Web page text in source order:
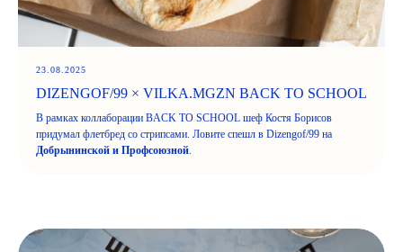
23.08.2025
DIZENGOF/99 × VILKA.MGZN BACK TO SCHOOL
В рамках коллаборации BACK TO SCHOOL шеф Костя Борисов
придумал флетбред со стрипсами. Ловите спешл в Dizengof/99 на
Добрынинской и Профсоюзной.